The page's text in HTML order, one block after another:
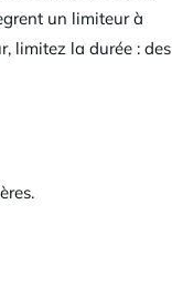
un limiteur à
limitez la durée : des